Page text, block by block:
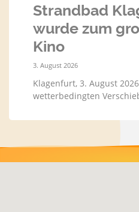
Strandbad
wurde zum
Kino
3. August 2026
Klagenfurt, 3. August
wetterbedingten